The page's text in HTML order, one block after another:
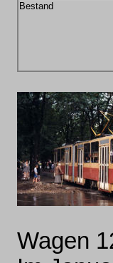
Bestand
Wagen